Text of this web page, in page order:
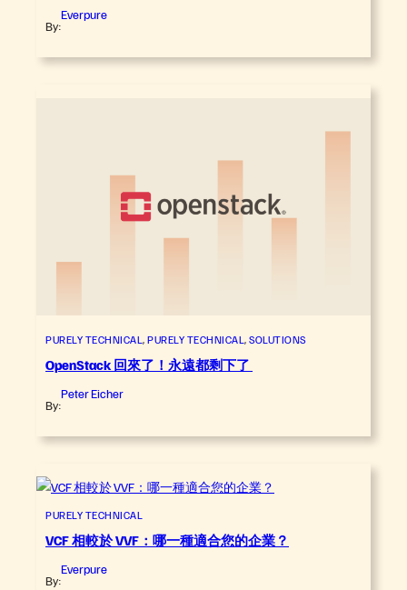
By:
Everpure
PURELY TECHNICAL , PURELY TECHNICAL , SOLUTIONS
OpenStack 回來了！永遠都剩下了
By:
Peter Eicher
PURELY TECHNICAL
VCF 相較於 VVF：哪一種適合您的企業？
By:
Everpure